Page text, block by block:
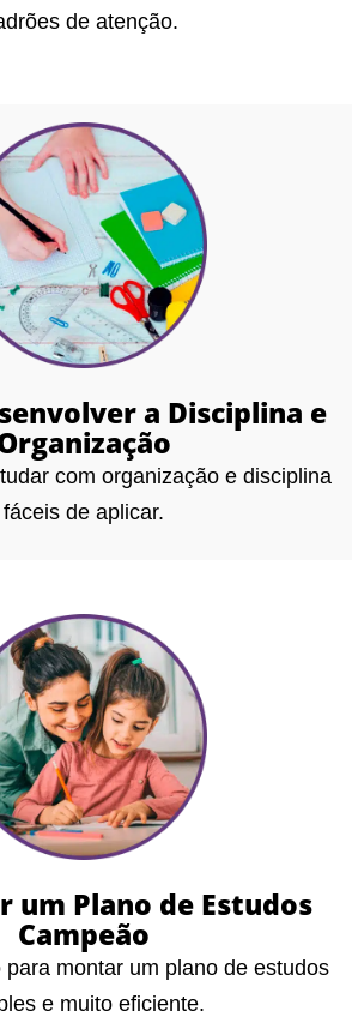
de atenção.
a Disciplina e
com organização e disciplina
fáceis de aplicar.
um Plano de Estudos
Campeão
montar um plano de estudos
e muito eficiente.